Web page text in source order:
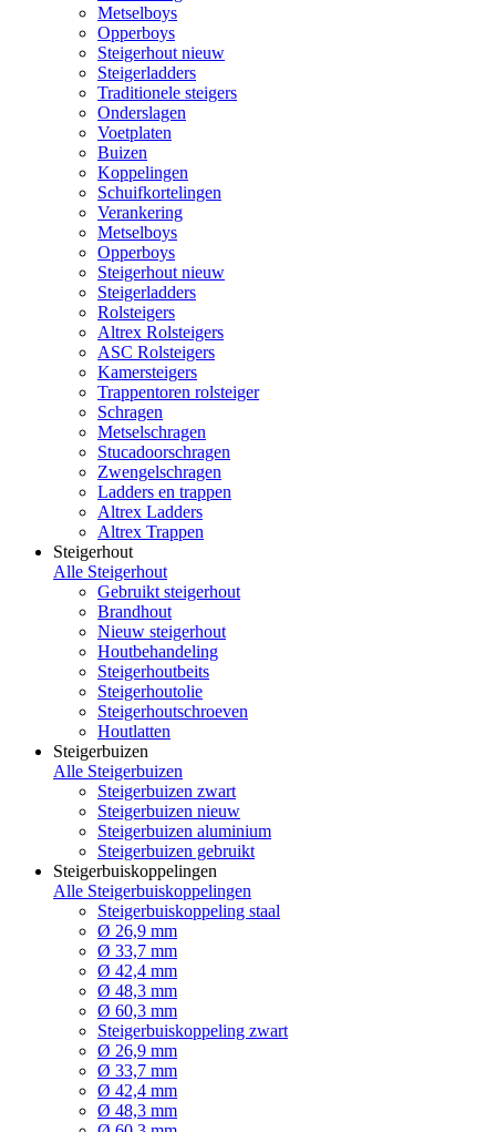
Metselboys
Opperboys
Steigerhout nieuw
Steigerladders
Traditionele steigers
Onderslagen
Voetplaten
Buizen
Koppelingen
Schuifkortelingen
Verankering
Metselboys
Opperboys
Steigerhout nieuw
Steigerladders
Rolsteigers
Altrex Rolsteigers
ASC Rolsteigers
Kamersteigers
Trappentoren rolsteiger
Schragen
Metselschragen
Stucadoorschragen
Zwengelschragen
Ladders en trappen
Altrex Ladders
Altrex Trappen
Steigerhout
Alle Steigerhout
Gebruikt steigerhout
Brandhout
Nieuw steigerhout
Houtbehandeling
Steigerhoutbeits
Steigerhoutolie
Steigerhoutschroeven
Houtlatten
Steigerbuizen
Alle Steigerbuizen
Steigerbuizen zwart
Steigerbuizen nieuw
Steigerbuizen aluminium
Steigerbuizen gebruikt
Steigerbuiskoppelingen
Alle Steigerbuiskoppelingen
Steigerbuiskoppeling staal
Ø 26,9 mm
Ø 33,7 mm
Ø 42,4 mm
Ø 48,3 mm
Ø 60,3 mm
Steigerbuiskoppeling zwart
Ø 26,9 mm
Ø 33,7 mm
Ø 42,4 mm
Ø 48,3 mm